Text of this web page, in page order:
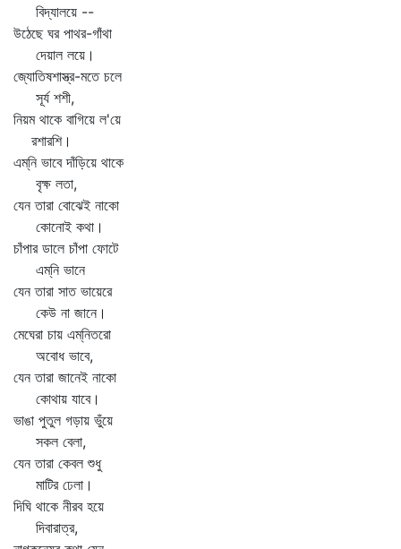
বিদ্যালয়ে --
উঠেছে ঘর পাথর-গাঁথা
দেয়াল লয়ে।
জ্যোতিষশাস্ত্র-মতে চলে
সূর্য শশী,
নিয়ম থাকে বাগিয়ে ল'য়ে
রশারশি।
এম্‌নি ভাবে দাঁড়িয়ে থাকে
বৃক্ষ লতা,
যেন তারা বোঝেই নাকো
কোনোই কথা।
চাঁপার ডালে চাঁপা ফোটে
এম্‌নি ভানে
যেন তারা সাত ভায়েরে
কেউ না জানে।
মেঘেরা চায় এম্‌নিতরো
অবোধ ভাবে,
যেন তারা জানেই নাকো
কোথায় যাবে।
ভাঙা পুতুল গড়ায় ভুঁয়ে
সকল বেলা,
যেন তারা কেবল শুধু
মাটির ঢেলা।
দিঘি থাকে নীরব হয়ে
দিবারাত্র,